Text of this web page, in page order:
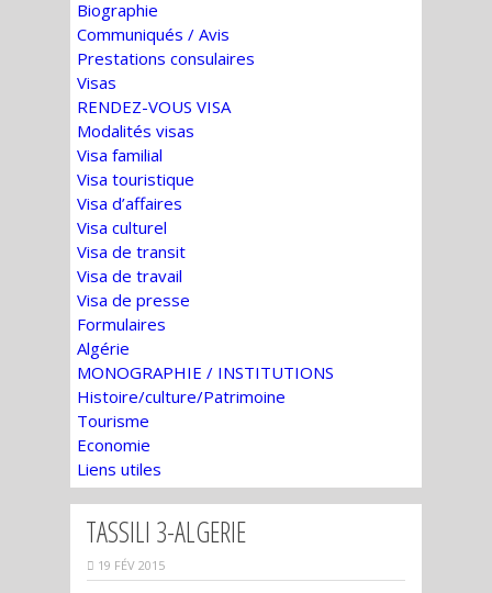
Biographie
Communiqués / Avis
Prestations consulaires
Visas
RENDEZ-VOUS VISA
Modalités visas
Visa familial
Visa touristique
Visa d’affaires
Visa culturel
Visa de transit
Visa de travail
Visa de presse
Formulaires
Algérie
MONOGRAPHIE / INSTITUTIONS
Histoire/culture/Patrimoine
Tourisme
Economie
Liens utiles
TASSILI 3-ALGERIE
19 FÉV 2015